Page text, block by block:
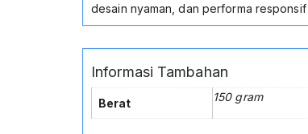
desain nyaman, dan performa
Informasi Tambahan
Berat 150 gram